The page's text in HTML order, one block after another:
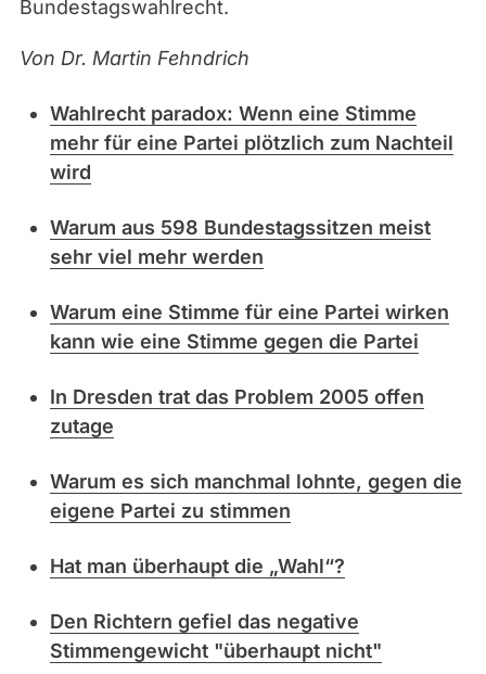
Bundestagswahlrecht.
Von Dr. Martin Fehndrich
Wahlrecht paradox: Wenn eine Stimme
mehr für eine Partei plötzlich zum Nachteil
wird
Warum aus 598 Bundestagssitzen meist
sehr viel mehr werden
Warum eine Stimme für eine Partei wirken
kann wie eine Stimme gegen die Partei
In Dresden trat das Problem 2005 offen
zutage
Warum es sich manchmal lohnte, gegen die
eigene Partei zu stimmen
Hat man überhaupt die „Wahl“?
Den Richtern gefiel das negative
Stimmengewicht "überhaupt nicht"